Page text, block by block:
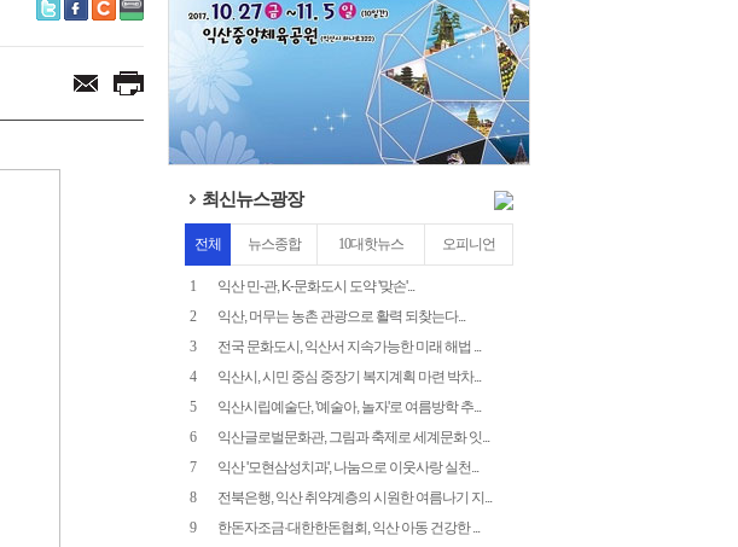
최신뉴스광장
전체 뉴스종합 10대핫뉴스 오피니언
1
익산 민-관, K-문화도시 도약 '맞손'...
2
익산, 머무는 농촌 관광으로 활력 되찾는다...
3
전국 문화도시, 익산서 지속가능한 미래 해법 ...
4
익산시, 시민 중심 중장기 복지계획 마련 박차...
5
익산시립예술단, '예술아, 놀자'로 여름방학 추...
6
익산글로벌문화관, 그림과 축제로 세계문화 잇...
7
익산 '모현삼성치과', 나눔으로 이웃사랑 실천...
8
전북은행, 익산 취약계층의 시원한 여름나기 지...
9
한돈자조금·대한한돈협회, 익산 아동 건강한 ...